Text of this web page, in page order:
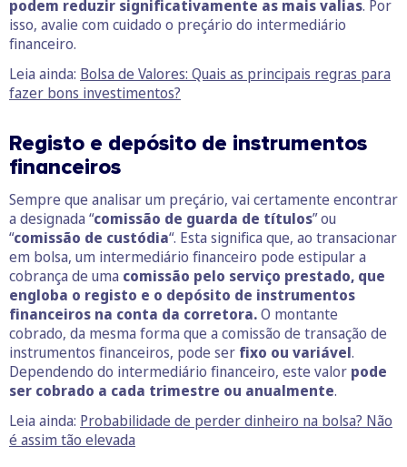
podem reduzir significativamente as mais valias. Por
isso, avalie com cuidado o preçário do intermediário
financeiro.
Leia ainda: Bolsa de Valores: Quais as principais regras para
fazer bons investimentos?
Registo e depósito de instrumentos
financeiros
Sempre que analisar um preçário, vai certamente encontrar
a designada “comissão de guarda de títulos” ou
“comissão de custódia“. Esta significa que, ao transacionar
em bolsa, um intermediário financeiro pode estipular a
cobrança de uma comissão pelo serviço prestado, que
engloba o registo e o depósito de instrumentos
financeiros na conta da corretora.O montante
cobrado, da mesma forma que a comissão de transação de
instrumentos financeiros, pode ser fixo ou variável.
Dependendo do intermediário financeiro, este valor pode
ser cobrado a cada trimestre ou anualmente.
Leia ainda: Probabilidade de perder dinheiro na bolsa? Não
é assim tão elevada